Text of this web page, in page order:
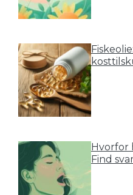
Hvorfor
Find